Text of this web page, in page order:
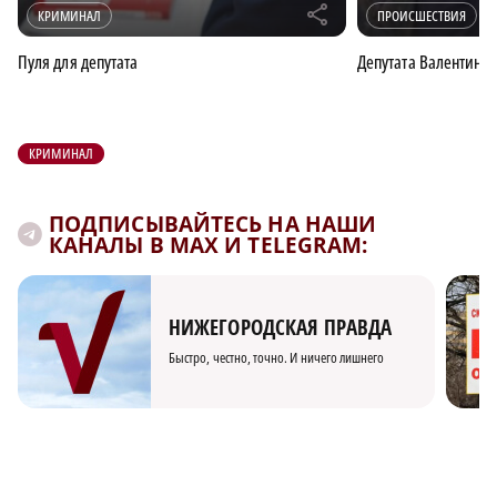
КРИМИНАЛ r
Пуля для депутата
ПРОИСШЕСТВИЯ
Депутата
КРИМИНАЛ
ПОДПИСЫВАЙТЕСЬ НА НАШИ
КАНАЛЫ В MAX И TELEGRAM:
НИЖЕГОРОДСКАЯ ПРАВДА
Быстро, честно, точно. И ничего лишнего